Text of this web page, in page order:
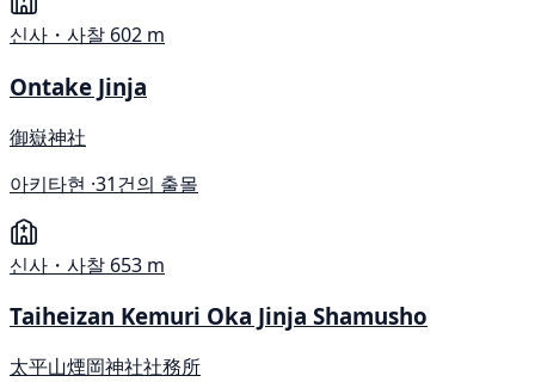
신사・사찰 602 m
Ontake Jinja
御嶽神社
아키타현 ·31건의 출몰
신사・사찰 653 m
Taiheizan Kemuri Oka Jinja Shamusho
太平山煙岡神社社務所